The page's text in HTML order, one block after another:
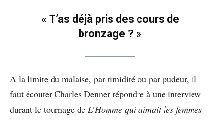
« T’as déjà pris des cours de
bronzage ? »
A la limite du malaise, par timidité ou par pudeur, il
faut écouter Charles Denner répondre à une interview
durant le tournage de L’Homme qui aimait les femmes